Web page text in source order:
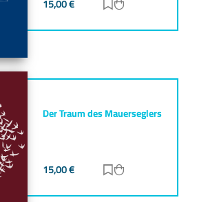
15,00€ Zur Merkliste
Der Traum des Mauerseglers
15,00€ Zur Merkliste